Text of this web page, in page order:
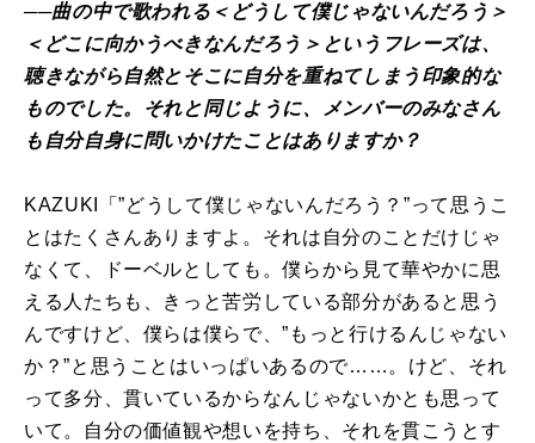
──曲の中で歌われる＜どうして僕じゃないんだろう＞
＜どこに向かうべきなんだろう＞というフレーズは、
聴きながら自然とそこに自分を重ねてしまう印象的な
ものでした。それと同じように、メンバーのみなさん
も自分自身に問いかけたことはありますか？
KAZUKI「”どうして僕じゃないんだろう？”って思うこ
とはたくさんありますよ。それは自分のことだけじゃ
なくて、ドーベルとしても。僕らから見て華やかに思
える人たちも、きっと苦労している部分があると思う
んですけど、僕らは僕らで、”もっと行けるんじゃない
か？”と思うことはいっぱいあるので……。けど、それ
って多分、貫いているからなんじゃないかとも思って
いて。自分の価値観や想いを持ち、それを貫こうとす